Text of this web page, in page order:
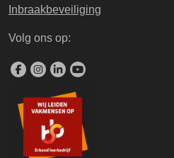
Inbraakbeveiliging
Volg ons op: